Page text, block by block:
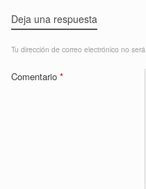
Deja una respuesta
Tu dirección de correo electrónico no será
Comentario *